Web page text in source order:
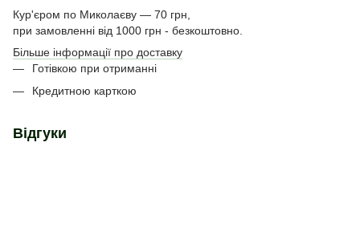
Кур'єром по Миколаєву — 70 грн,
при замовленні від 1000 грн - безкоштовно.
Більше інформації про доставку
Готівкою при отриманні
Кредитною карткою
Відгуки